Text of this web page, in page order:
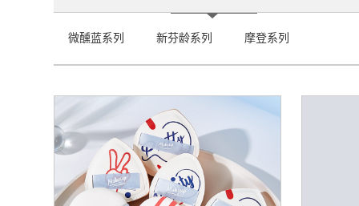
微醺蓝系列 新芬龄系列 摩登系列